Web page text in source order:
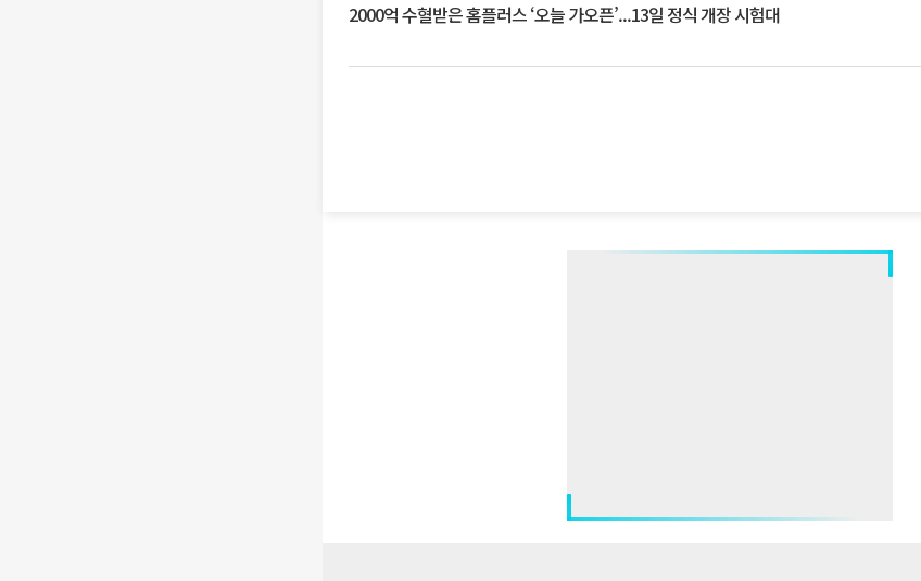
2000억 수혈받은 홈플러스 ‘오늘 가오픈’...13일 정식 개장 시험대